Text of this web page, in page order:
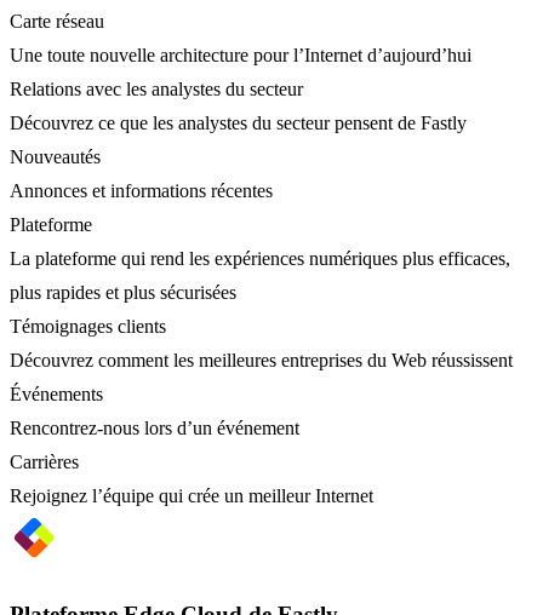
Carte réseau
Une toute nouvelle architecture pour l’Internet d’aujourd’hui
Relations avec les analystes du secteur
Découvrez ce que les analystes du secteur pensent de Fastly
Nouveautés
Annonces et informations récentes
Plateforme
La plateforme qui rend les expériences numériques plus efficaces,
plus rapides et plus sécurisées
Témoignages clients
Découvrez comment les meilleures entreprises du Web réussissent
Événements
Rencontrez-nous lors d’un événement
Carrières
Rejoignez l’équipe qui crée un meilleur Internet